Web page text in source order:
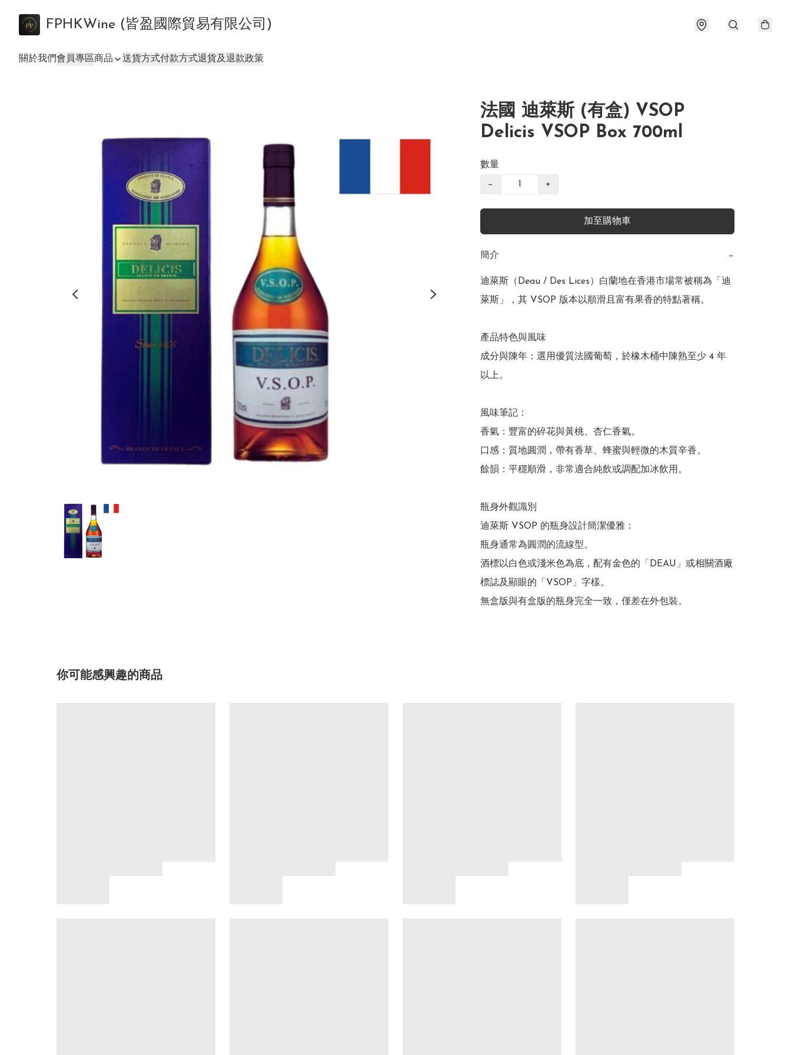
FPHKWine (皆盈國際貿易有限公司)
關於我們會員專區商品 送貨方式付款方式退貨及退款政策
法國 迪萊斯 (有盒) VSOP
Delicis VSOP Box 700ml
數量
− +
加至購物車
簡介 −
迪萊斯（Deau / Des Lices）白蘭地在香港市場常被稱為「迪
萊斯」，其 VSOP 版本以順滑且富有果香的特點著稱。
產品特色與風味
成分與陳年：選用優質法國葡萄，於橡木桶中陳熟至少 4 年
以上。
風味筆記：
香氣：豐富的碎花與黃桃、杏仁香氣。
口感：質地圓潤，帶有香草、蜂蜜與輕微的木質辛香。
餘韻：平穩順滑，非常適合純飲或調配加冰飲用。
瓶身外觀識別
迪萊斯 VSOP 的瓶身設計簡潔優雅：
瓶身通常為圓潤的流線型。
酒標以白色或淺米色為底，配有金色的「DEAU」或相關酒廠
標誌及顯眼的「VSOP」字樣。
你可能感興趣的商品